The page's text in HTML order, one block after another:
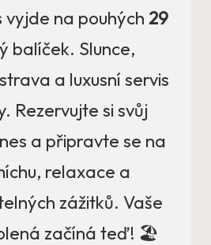
na pouhých 29
balíček. Slunce,
a luxusní servis
Rezervujte si svůj
a připravte se na
relaxace a
zážitků. Vaše
začíná teď! 🏖️